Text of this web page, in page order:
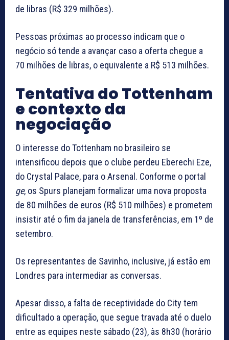
de libras (R$ 329 milhões).
Pessoas próximas ao processo indicam que o
negócio só tende a avançar caso a oferta chegue a
70 milhões de libras, o equivalente a R$ 513 milhões.
Tentativa do Tottenham
e contexto da
negociação
O interesse do Tottenham no brasileiro se
intensificou depois que o clube perdeu Eberechi Eze,
do Crystal Palace, para o Arsenal. Conforme o portal
ge, os Spurs planejam formalizar uma nova proposta
de 80 milhões de euros (R$ 510 milhões) e prometem
insistir até o fim da janela de transferências, em 1º de
setembro.
Os representantes de Savinho, inclusive, já estão em
Londres para intermediar as conversas.
Apesar disso, a falta de receptividade do City tem
dificultado a operação, que segue travada até o duelo
entre as equipes neste sábado (23), às 8h30 (horário